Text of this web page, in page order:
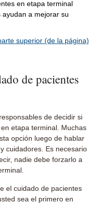
en etapa terminal
a mejorar su
superior (de la página)
de pacientes
de decidir si
etapa terminal. Muchas
opción luego de hablar
cuidadores. Es necesario
nadie debe forzarlo a
el cuidado de pacientes
sea el primero en